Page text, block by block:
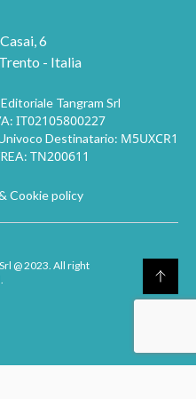
6
Trento - Italia
Tangram Srl
IT02105800227
Destinatario: M5UXCR1
TN200611
Cookie policy
@ 2023. All right